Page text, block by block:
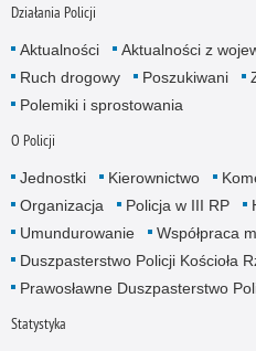
Działania Policji
Aktualności Aktualności z
Ruch drogowy
Poszukiwani
Polemiki i sprostowania
O Policji
Jednostki Kierownictwo
Organizacja
Policja w III RP
Umundurowanie
Współpraca
Duszpasterstwo Policji Kościoła
Prawosławne Duszpasterstwo
Statystyka